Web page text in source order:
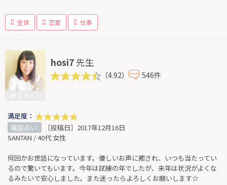
全体 恋愛 仕事
hosi7 先生
（4.92） 546件
満足度：
電話占い
［投稿日］2017年12月16日
SANTAN / 40代 女性
何回かお世話になっています。優しいお声に癒され、いつも当たってい
るので驚いてもいます。今年は試練の年でしたが、来年は状況がよくな
るみたいで安心しました。また迷ったらよろしくお願いします☆